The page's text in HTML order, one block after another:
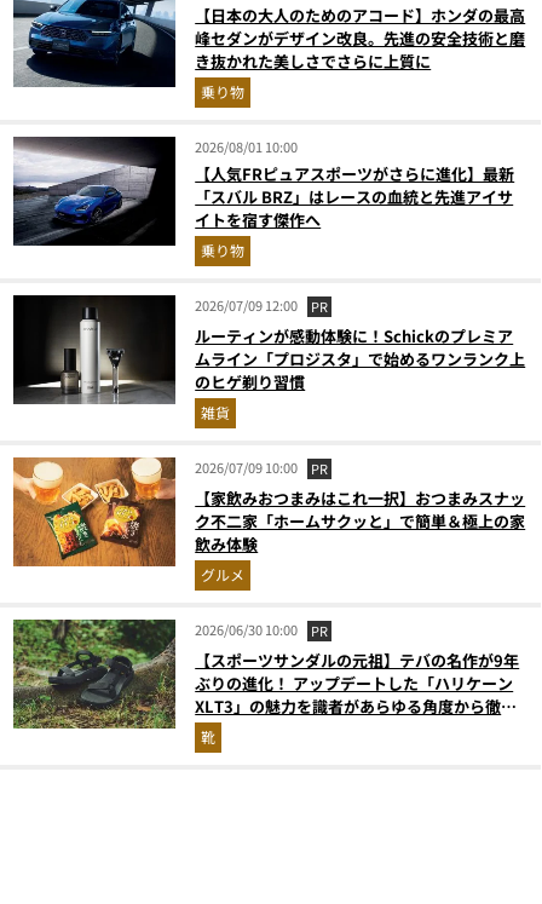
【日本の大人のためのアコード】ホンダの最高
峰セダンがデザイン改良。先進の安全技術と磨
き抜かれた美しさでさらに上質に
乗り物
2026/08/01 10:00
【人気FRピュアスポーツがさらに進化】最新
「スバル BRZ」はレースの血統と先進アイサ
イトを宿す傑作へ
乗り物
2026/07/09 12:00 PR
ルーティンが感動体験に！Schickのプレミア
ムライン「プロジスタ」で始めるワンランク上
のヒゲ剃り習慣
雑貨
2026/07/09 10:00 PR
【家飲みおつまみはこれ一択】おつまみスナッ
ク不二家「ホームサクッと」で簡単＆極上の家
飲み体験
グルメ
2026/06/30 10:00 PR
【スポーツサンダルの元祖】テバの名作が9年
ぶりの進化！ アップデートした「ハリケーン
XLT3」の魅力を識者があらゆる角度から徹底
解説！
靴